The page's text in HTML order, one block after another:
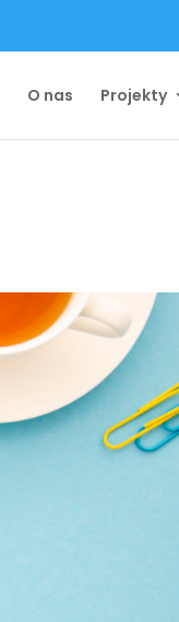
O nas Projekty